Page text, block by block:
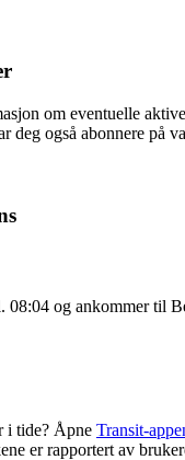
om eventuelle
deg også abonnere på
og ankommer til
i tide? Åpne Transit-
er rapportert av